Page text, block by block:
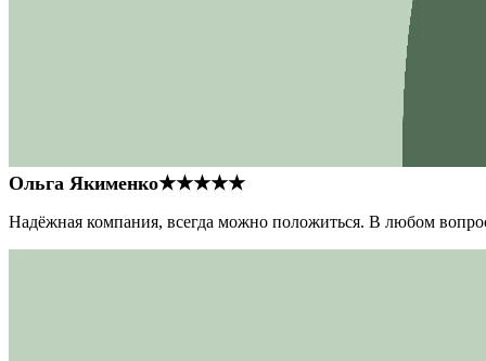
Ольга Якименко★★★★★
Надёжная компания, всегда можно положиться. В любом